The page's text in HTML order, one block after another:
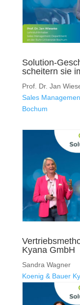
Solution-
scheitern sie
Prof. Dr. Jan
Sales
Bochum
Kyana GmbH
Sandra Wagner
Koenig & Bauer